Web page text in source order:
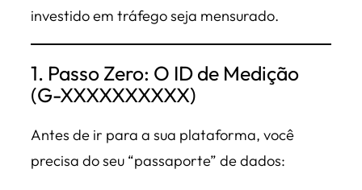
investido em tráfego seja mensurado.
1. Passo Zero: O ID de Medição
(G-XXXXXXXXXX)
Antes de ir para a sua plataforma, você
precisa do seu “passaporte” de dados: